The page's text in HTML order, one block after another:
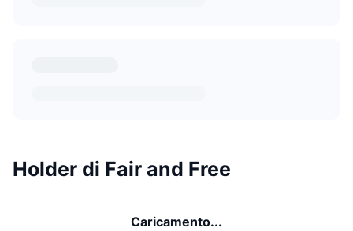
Holder di Fair and Free
Caricamento...